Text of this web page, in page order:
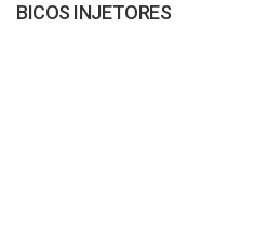
BICOS INJETORES